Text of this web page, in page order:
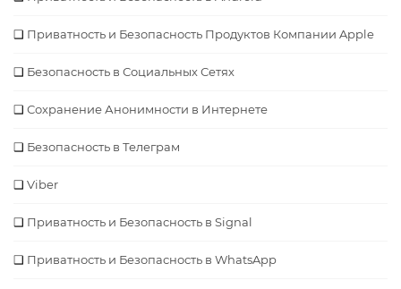
Приватность и Безопасность Продуктов Компании Apple
Безопаcность в Социальных Сетях
Сохранение Анонимности в Интернете
Безопасность в Телеграм
Viber
Приватность и Безопасность в Signal
Приватность и Безопасность в WhatsApp